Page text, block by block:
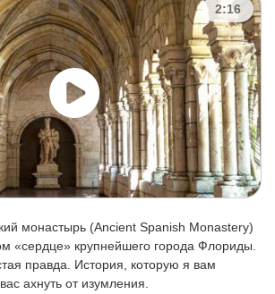
2:16
монастырь (Ancient Spanish Monastery)
«сердце» крупнейшего города Флориды.
правда. История, которую я вам
ахнуть от изумления.